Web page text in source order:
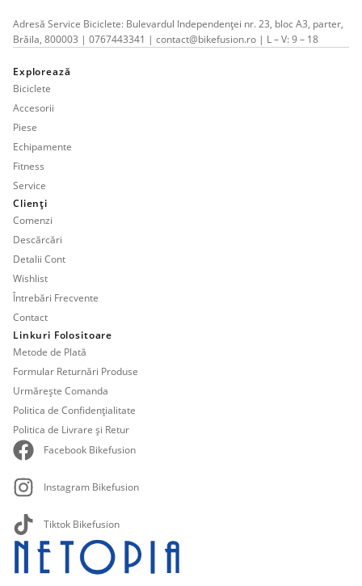
Adresă Service Biciclete: Bulevardul Independenței nr. 23, bloc A3, parter,
Brăila, 800003 | 0767443341 | contact@bikefusion.ro | L – V: 9 – 18
Explorează
Biciclete
Accesorii
Piese
Echipamente
Fitness
Service
Clienți
Comenzi
Descărcări
Detalii Cont
Wishlist
Întrebări Frecvente
Contact
Linkuri Folositoare
Metode de Plată
Formular Returnări Produse
Urmărește Comanda
Politica de Confidențialitate
Politica de Livrare și Retur
Facebook Bikefusion
Instagram Bikefusion
Tiktok Bikefusion